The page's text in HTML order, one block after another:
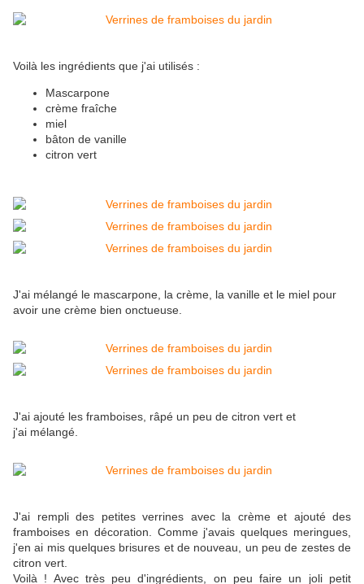
Voilà les ingrédients que j'ai utilisés :
Mascarpone
crème fraîche
miel
bâton de vanille
citron vert
J'ai mélangé le mascarpone, la crème, la vanille et le miel pour
avoir une crème bien onctueuse.
J'ai ajouté les framboises, râpé un peu de citron vert et
j'ai mélangé.
J'ai rempli des petites verrines avec la crème et ajouté des
framboises en décoration. Comme j'avais quelques meringues,
j'en ai mis quelques brisures et de nouveau, un peu de zestes de
citron vert.
Voilà ! Avec très peu d'ingrédients, on peu faire un joli petit